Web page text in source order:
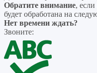
Обратите внимание,
будет обработана на
Нет времени ждать?
Звоните: